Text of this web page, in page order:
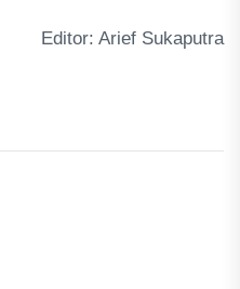
Editor: Arief Sukaputra